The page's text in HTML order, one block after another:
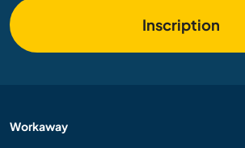
Inscription
Workaway